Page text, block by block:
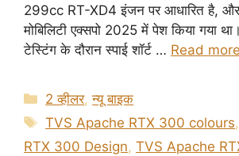
299cc RT-XD4 इंजन पर आधारित है,
मोबिलिटी एक्सपो 2025 में पेश किया गया
टेस्टिंग के दौरान स्पाई शॉर्ट … Read more
Categories
2 व्हीलर,न्यू बाइक
Tags
TVS Apache RTX 300 colours
RTX 300 Design, TVS Apache